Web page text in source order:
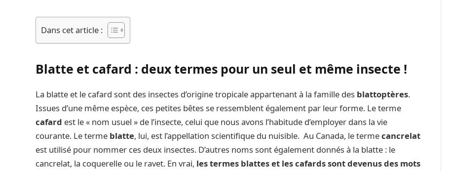
Dans cet article :
Blatte et cafard : deux termes pour un seul et même insecte !
La blatte et le cafard sont des insectes d’origine tropicale appartenant à la famille des blattoptères.
Issues d’une même espèce, ces petites bêtes se ressemblent également par leur forme. Le terme
cafard est le « nom usuel » de l’insecte, celui que nous avons l’habitude d’employer dans la vie
courante. Le terme blatte, lui, est l’appellation scientifique du nuisible. Au Canada, le termecancrelat
est utilisé pour nommer ces deux insectes. D’autres noms sont également donnés à la blatte : le
cancrelat, la coquerelle ou le ravet. En vrai, les termes blattes et les cafards sont devenus des mots